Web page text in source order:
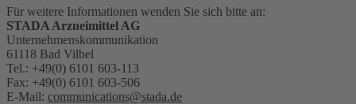
Für weitere Informationen wenden Sie sich bitte an:
STADA Arzneimittel AG
Unternehmenskommunikation
61118 Bad Vilbel
Tel.: +49(0) 6101 603-113
Fax: +49(0) 6101 603-506
E-Mail: communications@stada.de